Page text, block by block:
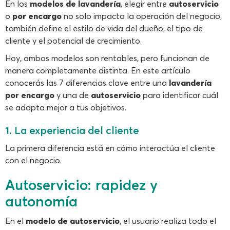
En los modelos de lavandería, elegir entre autoservicio
o por encargo no solo impacta la operación del negocio,
también define el estilo de vida del dueño, el tipo de
cliente y el potencial de crecimiento.
Hoy, ambos modelos son rentables, pero funcionan de
manera completamente distinta. En este artículo
conocerás las 7 diferencias clave entre una lavandería
por encargo y una de autoservicio para identificar cuál
se adapta mejor a tus objetivos.
1. La experiencia del cliente
La primera diferencia está en cómo interactúa el cliente
con el negocio.
Autoservicio: rapidez y
autonomía
En el modelo de autoservicio, el usuario realiza todo el